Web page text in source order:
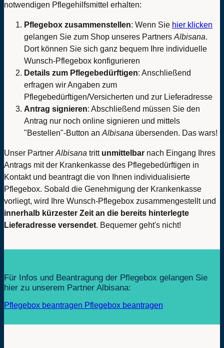
notwendigen Pflegehilfsmittel erhalten:
Pflegebox zusammenstellen: Wenn Sie hier klicken
gelangen Sie zum Shop unseres Partners Albisana.
Dort können Sie sich ganz bequem Ihre individuelle
Wunsch-Pflegebox konfigurieren
Details zum Pflegebedürftigen: Anschließend
erfragen wir Angaben zum
Pflegebedürftigen/Versicherten und zur Lieferadresse
Antrag signieren: Abschließend müssen Sie den
Antrag nur noch online signieren und mittels
"Bestellen"-Button an Albisana übersenden. Das wars!
Unser Partner Albisana tritt unmittelbar nach Eingang Ihres
Antrags mit der Krankenkasse des Pflegebedürftigen in
Kontakt und beantragt die von Ihnen individualisierte
Pflegebox. Sobald die Genehmigung der Krankenkasse
vorliegt, wird Ihre Wunsch-Pflegebox zusammengestellt und
innerhalb kürzester Zeit an die bereits hinterlegte
Lieferadresse versendet. Bequemer geht's nicht!
Für Infos und Beantragung der Pflegebox gelangen Sie
hier zu unserem Partner Albisana:
Pflegebox beantragen Pflegebox beantragen